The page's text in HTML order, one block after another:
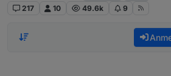
217
10 49.6k 9